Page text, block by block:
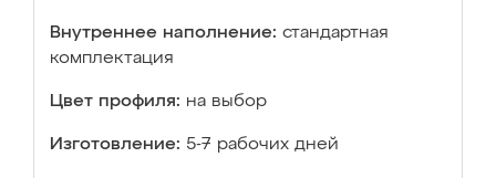
Внутреннее наполнение: стандартная
комплектация
Цвет профиля: на выбор
Изготовление: 5-7 рабочих дней